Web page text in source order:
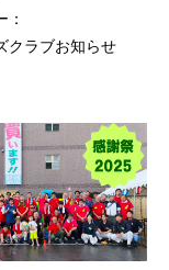
：
クラブお知らせ